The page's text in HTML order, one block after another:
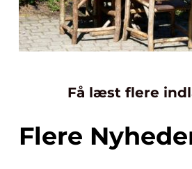
Få læst flere
Flere